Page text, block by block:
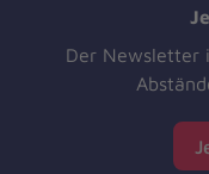
Der Newsletter